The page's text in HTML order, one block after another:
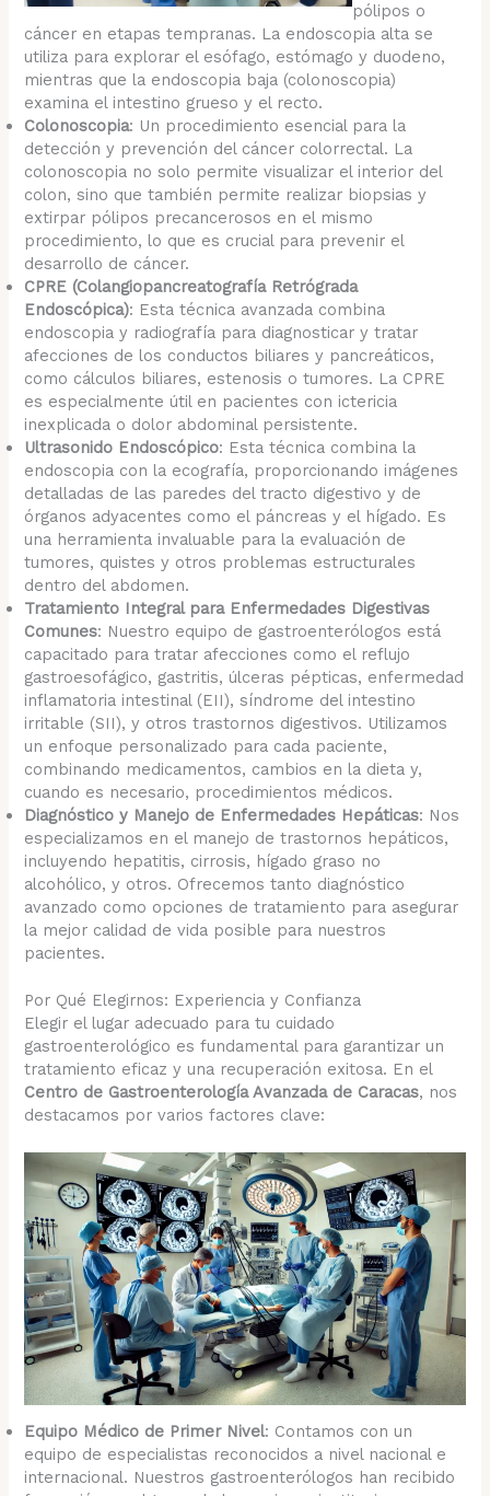
pólipos o
cáncer en etapas tempranas. La endoscopia alta se
utiliza para explorar el esófago, estómago y duodeno,
mientras que la endoscopia baja (colonoscopia)
examina el intestino grueso y el recto.
Colonoscopia: Un procedimiento esencial para la
detección y prevención del cáncer colorrectal. La
colonoscopia no solo permite visualizar el interior del
colon, sino que también permite realizar biopsias y
extirpar pólipos precancerosos en el mismo
procedimiento, lo que es crucial para prevenir el
desarrollo de cáncer.
CPRE (Colangiopancreatografía Retrógrada
Endoscópica): Esta técnica avanzada combina
endoscopia y radiografía para diagnosticar y tratar
afecciones de los conductos biliares y pancreáticos,
como cálculos biliares, estenosis o tumores. La CPRE
es especialmente útil en pacientes con ictericia
inexplicada o dolor abdominal persistente.
Ultrasonido Endoscópico: Esta técnica combina la
endoscopia con la ecografía, proporcionando imágenes
detalladas de las paredes del tracto digestivo y de
órganos adyacentes como el páncreas y el hígado. Es
una herramienta invaluable para la evaluación de
tumores, quistes y otros problemas estructurales
dentro del abdomen.
Tratamiento Integral para Enfermedades Digestivas
Comunes: Nuestro equipo de gastroenterólogos está
capacitado para tratar afecciones como el reflujo
gastroesofágico, gastritis, úlceras pépticas, enfermedad
inflamatoria intestinal (EII), síndrome del intestino
irritable (SII), y otros trastornos digestivos. Utilizamos
un enfoque personalizado para cada paciente,
combinando medicamentos, cambios en la dieta y,
cuando es necesario, procedimientos médicos.
Diagnóstico y Manejo de Enfermedades Hepáticas: Nos
especializamos en el manejo de trastornos hepáticos,
incluyendo hepatitis, cirrosis, hígado graso no
alcohólico, y otros. Ofrecemos tanto diagnóstico
avanzado como opciones de tratamiento para asegurar
la mejor calidad de vida posible para nuestros
pacientes.
Por Qué Elegirnos: Experiencia y Confianza
Elegir el lugar adecuado para tu cuidado
gastroenterológico es fundamental para garantizar un
tratamiento eficaz y una recuperación exitosa. En el
Centro de Gastroenterología Avanzada de Caracas, nos
destacamos por varios factores clave:
Equipo Médico de Primer Nivel: Contamos con un
equipo de especialistas reconocidos a nivel nacional e
internacional. Nuestros gastroenterólogos han recibido